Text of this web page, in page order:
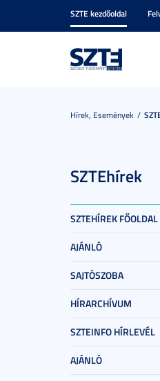
SZTE kezdőoldal
Hírek, Események
SZTEhírek
SZTEHÍREK FŐOLDAL
AJÁNLÓ
SAJTÓSZOBA
HÍRARCHÍVUM
SZTEINFO HÍRLEVÉL
AJÁNLÓ